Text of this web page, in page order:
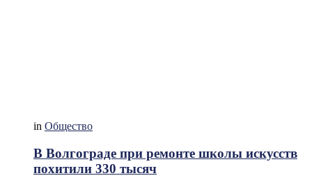
in Общество
В Волгограде при ремонте школы искусств
похитили 330 тысяч